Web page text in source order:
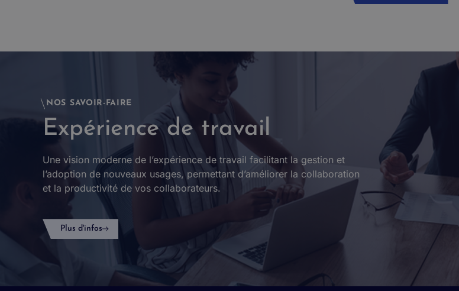
NOS SAVOIR-FAIRE
Expérience de travail
Une vision moderne de l’expérience de travail facilitant la gestion et
l’adoption de nouveaux usages, permettant d’améliorer la collaboration
et la productivité de vos collaborateurs.
Plus d'infos